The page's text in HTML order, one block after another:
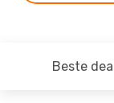
Beste